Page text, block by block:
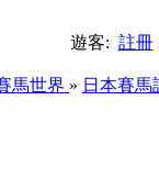
遊客: 註冊
馬世界 » 日本賽馬